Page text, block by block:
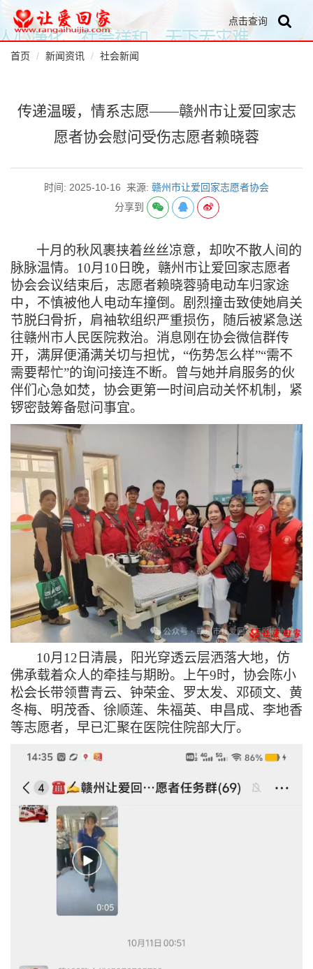
点击查询
首页 新闻资讯 社会新闻
传递温暖，情系志愿——赣州市让爱回家志
愿者协会慰问受伤志愿者赖晓蓉
时间: 2025-10-16 来源: 赣州市让爱回家志愿者协会
分享到
十月的秋风裹挟着丝丝凉意，却吹不散人间的
脉脉温情。 10月10日晚，赣州市让爱回家志愿者
协会会议结束后，志愿者赖晓蓉骑电动车归家途
中，不慎被他人电动车撞倒。剧烈撞击致使她肩关
节脱臼骨折，肩袖软组织严重损伤，随后被紧急送
往赣州市人民医院救治。消息刚在协会微信群传
开，满屏便涌满关切与担忧，“伤势怎么样”“需不
需要帮忙”的询问接连不断。曾与她并肩服务的伙
伴们心急如焚，协会更第一时间启动关怀机制，紧
锣密鼓筹备慰问事宜。
10月12日清晨，阳光穿透云层洒落大地，仿
佛承载着众人的牵挂与期盼。上午9时，协会陈小
松会长带领曹青云、钟荣金、罗太发、邓硕文、黄
冬梅、明茂香、徐顺莲、朱福英、申昌成、李地香
等志愿者，早已汇聚在医院住院部大厅。